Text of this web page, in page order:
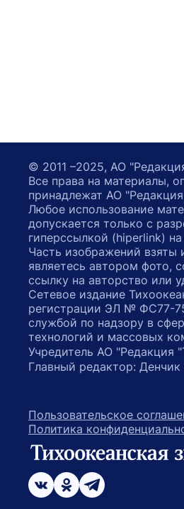
© 2011 –2025, АО
Все права на материалы,
принадлежат АО
Любое использование
допускается только с
гиперссылкой (hiperlink)
Часть изображений взяты
являетесь автором фото,
ссылку на авторство или
Сетевое издание
регистрации ЭЛ № ФС77-
службой по надзору в
технологий и массовых
Учредитель АО "Редакция
Главный редактор: Денчик
Пользовательское
Политика
ссылка
возрастное ограничение
ссылка на страницу в
ссылка на страницу
ссылка на